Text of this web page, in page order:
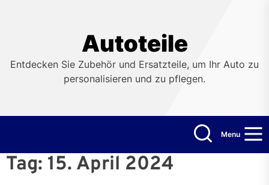
Autoteile
Entdecken Sie Zubehör und Ersatzteile, um Ihr Auto zu
personalisieren und zu pflegen.
Menu
Tag: 15. April 2024